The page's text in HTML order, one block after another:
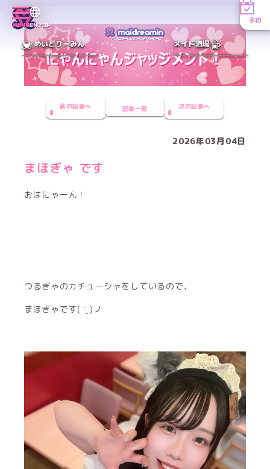
MENUEN／JP
予約
めいどりーみん メイド酒場
前の記事へ 記事一覧 次の記事へ
2026年03月04日
まほぎゃ です
おはにゃーん！
つるぎゃのカチューシャをしているので、
まほぎゃです( ¨̮ )ノ